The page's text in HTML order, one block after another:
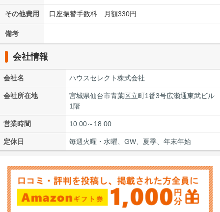
その他費用 口座振替手数料 月額330円
備考
会社情報
会社名 ハウスセレクト株式会社
会社所在地
宮城県仙台市青葉区立町1番3号広瀬通東武ビル
1階
営業時間 10:00～18:00
定休日 毎週火曜・水曜、GW、夏季、年末年始